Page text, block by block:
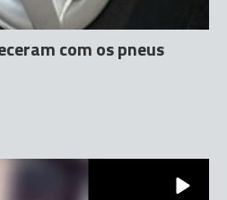
com os pneus